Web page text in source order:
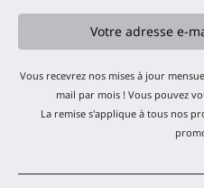
Vous recevrez nos mises à jour
mail par mois ! Vous pouvez
La remise s'applique à tous nos